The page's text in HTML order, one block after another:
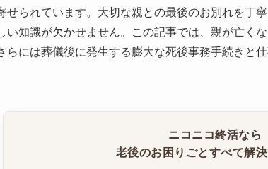
せられています。大切な親との最後のお別れを丁
い知識が欠かせません。この記事では、親が亡く
らには葬儀後に発生する膨大な死後事務手続きと
ニコニコ終活なら
老後のお困りごとすべて解